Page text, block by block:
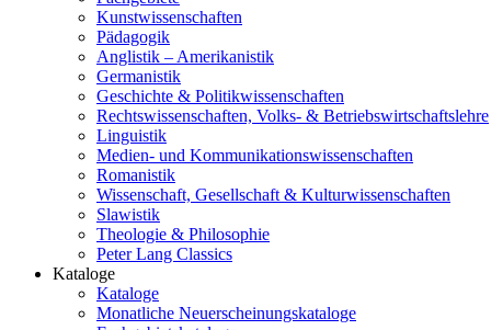
Kunstwissenschaften
Pädagogik
Anglistik – Amerikanistik
Germanistik
Geschichte & Politikwissenschaften
Rechtswissenschaften, Volks- & Betriebswirtschaftslehre
Linguistik
Medien- und Kommunikationswissenschaften
Romanistik
Wissenschaft, Gesellschaft & Kulturwissenschaften
Slawistik
Theologie & Philosophie
Peter Lang Classics
Kataloge
Kataloge
Monatliche Neuerscheinungskataloge